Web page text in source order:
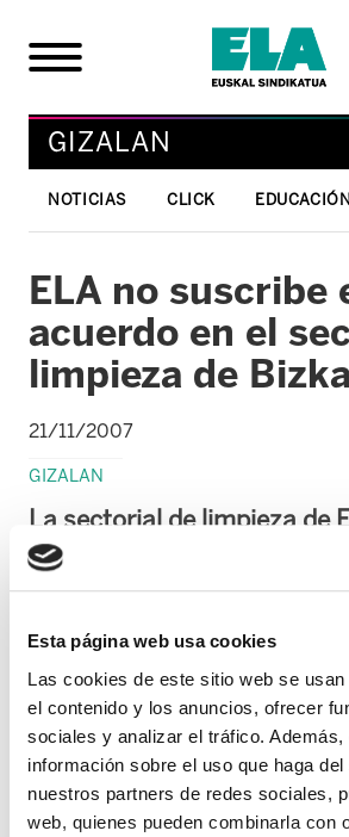
Esta página web usa cookies
Las cookies de este sitio web se
el contenido y los anuncios, ofrecer
sociales y analizar el tráfico. Además,
información sobre el uso que haga
nuestros partners de redes sociales,
web, quienes pueden combinarla con
GIZALAN
NOTICIAS CLICK
ELA no suscribe
acuerdo en el
limpieza de
21/11/2007
GIZALAN
La sectorial de limpieza de
decidido en la reunión que
el 21 de noviembre en
el acuerdo alcanzado por
sector.
A su juicio, nos encontramos ante una oportunidad
alcanzado un acuerdo que no responde a las
habían planteado entre los trabajadores y trabajadoras